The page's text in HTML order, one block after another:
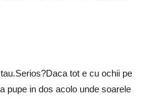
tot e cu ochii pe
pupe in dos acolo unde soarele